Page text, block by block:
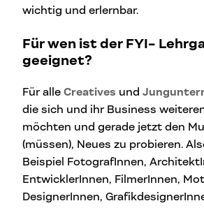
wichtig und erlernbar.
Für wen ist der FYI-
geeignet?
Für alle Creatives und
die sich und ihr Business
möchten und gerade jetzt den
(müssen), Neues zu probieren.
Beispiel
FotografInnen,
EntwicklerInnen, FilmerInnen,
DesignerInnen,